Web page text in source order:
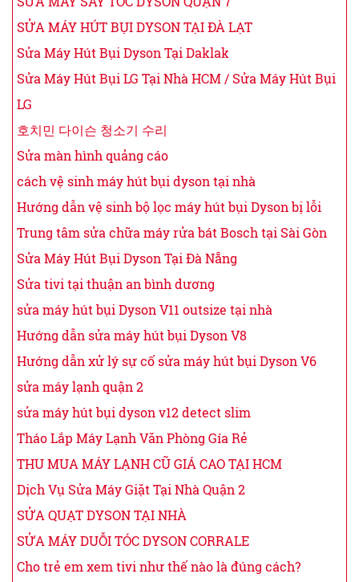
SỬA MÁY HÚT BỤI DYSON TẠI ĐÀ LẠT
Sửa Máy Hút Bụi Dyson Tại Daklak
Sửa Máy Hút Bụi LG Tại Nhà HCM / Sửa Máy Hút Bụi
LG
호치민 다이슨 청소기 수리
Sửa màn hình quảng cáo
cách vệ sinh máy hút bụi dyson tại nhà
Hướng dẫn vệ sinh bộ lọc máy hút bụi Dyson bị lỗi
Trung tâm sửa chữa máy rửa bát Bosch tại Sài Gòn
Sửa Máy Hút Bụi Dyson Tại Đà Nẵng
Sửa tivi tại thuận an bình dương
sửa máy hút bụi Dyson V11 outsize tại nhà
Hướng dẫn sửa máy hút bụi Dyson V8
Hướng dẫn xử lý sự cố sửa máy hút bụi Dyson V6
sửa máy lạnh quận 2
sửa máy hút bụi dyson v12 detect slim
Tháo Lắp Máy Lạnh Văn Phòng Gía Rẻ
THU MUA MÁY LẠNH CŨ GIÁ CAO TẠI HCM
Dịch Vụ Sửa Máy Giặt Tại Nhà Quận 2
SỬA QUẠT DYSON TẠI NHÀ
SỬA MÁY DUỖI TÓC DYSON CORRALE
Cho trẻ em xem tivi như thế nào là đúng cách?